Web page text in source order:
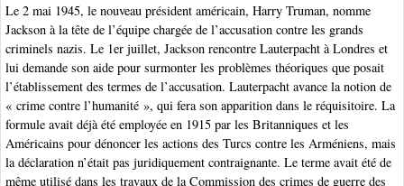
Le 2 mai 1945, le nouveau président américain, Harry Truman, nomme
Jackson à la tête de l’équipe chargée de l’accusation contre les grands
criminels nazis. Le 1er juillet, Jackson rencontre Lauterpacht à Londres et
lui demande son aide pour surmonter les problèmes théoriques que posait
l’établissement des termes de l’accusation. Lauterpacht avance la notion de
« crime contre l’humanité », qui fera son apparition dans le réquisitoire. La
formule avait déjà été employée en 1915 par les Britanniques et les
Américains pour dénoncer les actions des Turcs contre les Arméniens, mais
la déclaration n’était pas juridiquement contraignante. Le terme avait été de
même utilisé dans les travaux de la Commission des crimes de guerre des